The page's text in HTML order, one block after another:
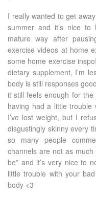
I really wanted to get
summer and it’s nice
mature way after
exercise videos at home
some home exercise
dietary supplement, I’m
body is still responses
it still feels enough for the
having had a little
I’ve lost weight, but I
disgustingly skinny every
so many people
channels are not as much
be” and it’s very nice to
little trouble with your
body <3